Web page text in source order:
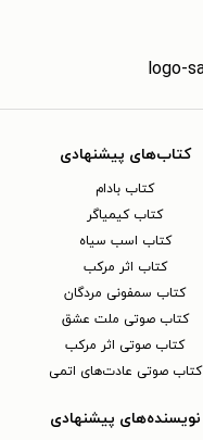
کتاب‌های پیشنهادی
کتاب بادام
کتاب کیمیاگر
کتاب اسب سیاه
کتاب اثر مرکب
کتاب سمفونی مردگان
کتاب صوتی ملت عشق
کتاب صوتی اثر مرکب
کتاب صوتی عادت‌های اتمی
نویسنده‌های پیشنهادی